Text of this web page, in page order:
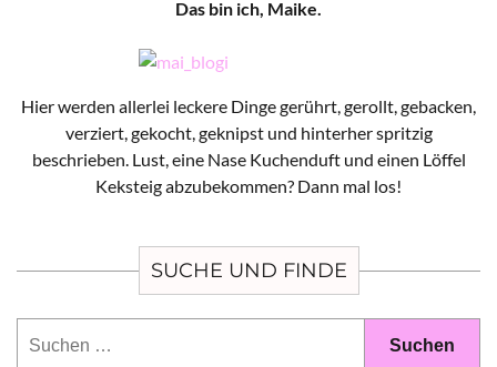
Das bin ich, Maike.
Hier werden allerlei leckere Dinge gerührt, gerollt, gebacken,
verziert, gekocht, geknipst und hinterher spritzig
beschrieben. Lust, eine Nase Kuchenduft und einen Löffel
Keksteig abzubekommen? Dann mal los!
SUCHE UND FINDE